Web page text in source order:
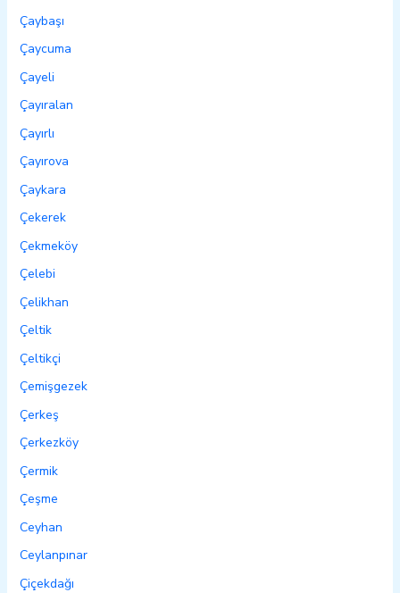
Çaybaşı
Çaycuma
Çayeli
Çayıralan
Çayırlı
Çayırova
Çaykara
Çekerek
Çekmeköy
Çelebi
Çelikhan
Çeltik
Çeltikçi
Çemişgezek
Çerkeş
Çerkezköy
Çermik
Çeşme
Ceyhan
Ceylanpınar
Çiçekdağı